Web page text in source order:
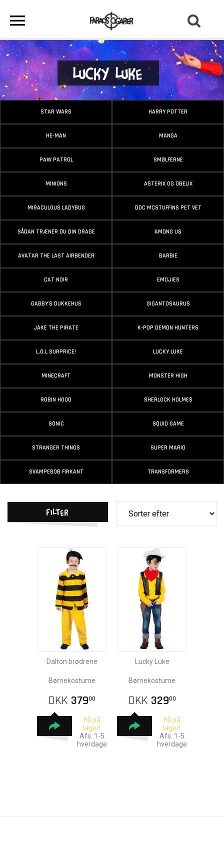
Lucky Luke
STAR WARS HARRY POTTER
HE-MAN MANGA
PAW PATROL SMØLFERNE
MINIONS ASTERIX OG OBELIX
MIRACULOUS LADYBUG DOC MCSTUFFINS PET VET
SÅDAN TRÆNER DU DIN DRAGE AMONG US
AVATAR THE LAST AIRBENDER BARBIE
CAT NOIR EMOJIES
GABBY'S DUKKEHUS GIGANTOSAURUS
JAKE THE PIRATE K-POP DEMON HUNTERS
L.O.L SURPRICE! LUCKY LUKE
MINECRAFT MONSTER HIGH
ROBIN HOOD SHERLOCK HOLMES
SONIC SQUID GAME
STRANGER THINGS SUPER MARIO
SVAMPEBOB FIRKANT TRANSFORMERS
Filter
Dalton brødrene
Børnekostume
DKK 37900
Få på
lager!
Afs.:1-5
hverdage
Lucky Luke
Børnekostume
DKK 32900
Få på
lager!
Afs.:1-5
hverdage